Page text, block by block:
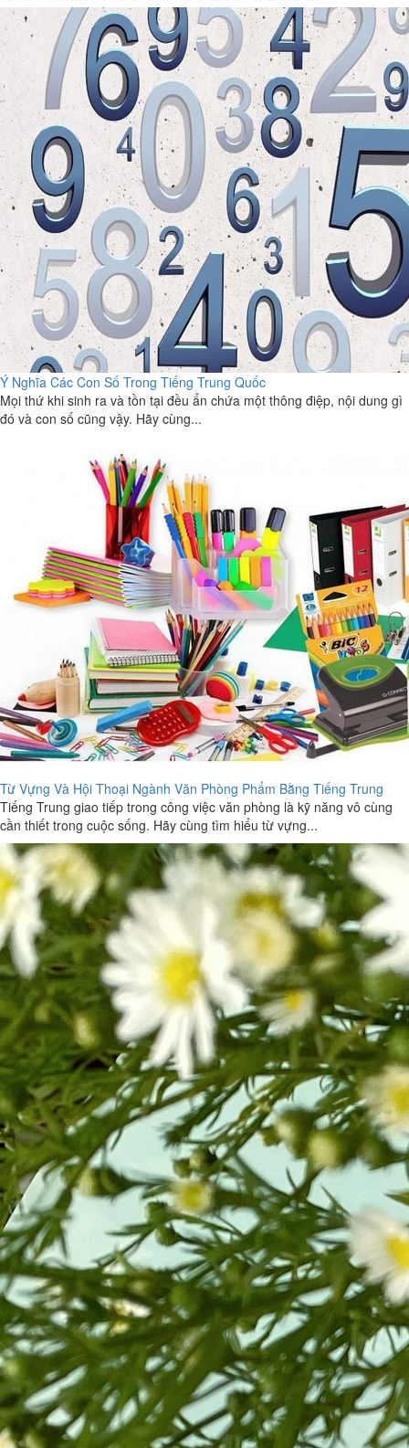
Ý Nghĩa Các Con Số Trong Tiếng Trung Quốc
Mọi thứ khi sinh ra và tồn tại đều ẩn chứa một thông điệp, nội dung gì
đó và con số cũng vậy. Hãy cùng...
Từ Vựng Và Hội Thoại Ngành Văn Phòng Phẩm Bằng Tiếng Trung
Tiếng Trung giao tiếp trong công việc văn phòng là kỹ năng vô cùng
cần thiết trong cuộc sống. Hãy cùng tìm hiểu từ vựng...